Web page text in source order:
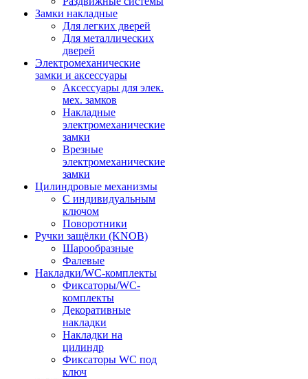
Замки накладные
Для легких дверей
Для металлических
дверей
Электромеханические
замки и аксессуары
Аксессуары для элек.
мех. замков
Накладные
электромеханические
замки
Врезные
электромеханические
замки
Цилиндровые механизмы
С индивидуальным
ключом
Поворотники
Ручки защёлки (KNOB)
Шарообразные
Фалевые
Накладки/WC-комплекты
Фиксаторы/WC-
комплекты
Декоративные
накладки
Накладки на
цилиндр
Фиксаторы WC под
ключ